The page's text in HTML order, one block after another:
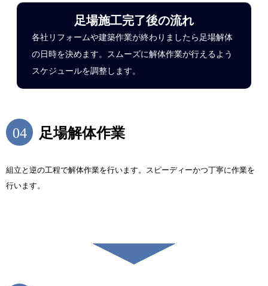
足場施工完了後の流れ
各社リフォームや建築作業が終わりましたら足場解体
の日時を決めます。スムーズに解体作業が行えるよう
スケジュールを調整します。
04 足場解体作業
組立と逆の工程で解体作業を行います。スピーディーかつ丁寧に作業を
行います。